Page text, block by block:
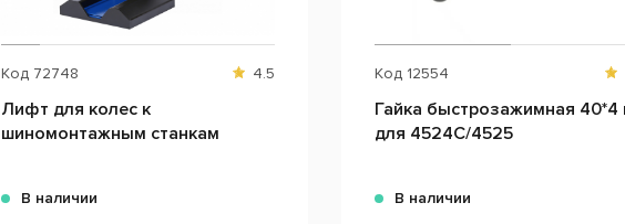
Код 72748 4.5
Лифт для колес к
шиномонтажным станкам
В наличии
Код 12554
Гайка быстрозажимная 40*4
для 4524C/4525
В наличии